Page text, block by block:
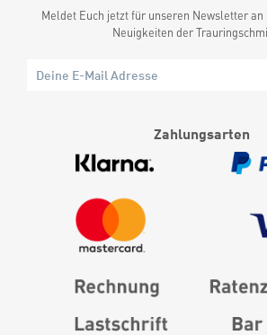
Meldet Euch jetzt für unseren Newsletter an
Neuigkeiten der
Zahlungsarten